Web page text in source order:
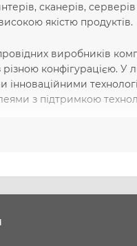
сканерів,
якістю продуктів.
виробників
різною конфігурацією.
інноваційними
з підтримкою
та надійності